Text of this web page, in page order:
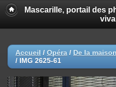
Mascarille, portail des
Accueil / Opéra / De la
/ IMG 2625-61